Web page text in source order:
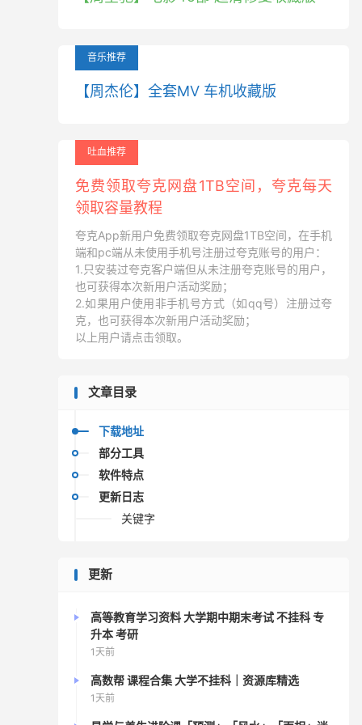
音乐推荐
【周杰伦】全套MV 车机收藏版
吐血推荐
免费领取夸克网盘1TB空间，夸克每天
领取容量教程
夸克App新用户免费领取夸克网盘1TB空间，在手机
端和pc端从未使用手机号注册过夸克账号的用户：
1.只安装过夸克客户端但从未注册夸克账号的用户，
也可获得本次新用户活动奖励；
2.如果用户使用非手机号方式（如qq号）注册过夸
克，也可获得本次新用户活动奖励；
以上用户请点击领取。
文章目录
下载地址
部分工具
软件特点
更新日志
关键字
更新
高等教育学习资料 大学期中期末考试 不挂科 专
升本 考研
1天前
高数帮 课程合集 大学不挂科｜资源库精选
1天前